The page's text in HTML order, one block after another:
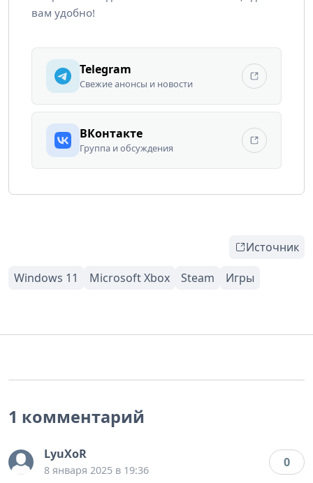
вам удобно!
Telegram
Свежие анонсы и новости
ВКонтакте
Группа и обсуждения
Источник
1 комментарий
LyuXoR
8 января 2025 в 19:36
0